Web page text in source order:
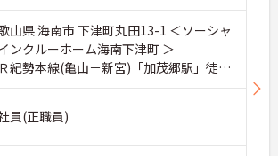
県 海南市 下津町丸田13-1 ＜ソーシャ
ンクルーホーム海南下津町 ＞
紀勢本線(亀山－新宮)「加茂郷駅」徒歩
員(正職員)